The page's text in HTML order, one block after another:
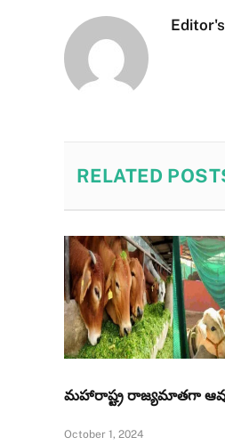
RELATED
మహారాష్ట్ర రాజ్యమాతగా
October 1, 2024